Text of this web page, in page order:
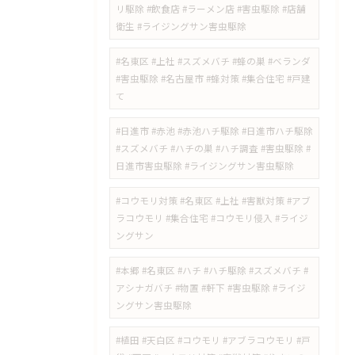
リ駆除 #飲食店 #ラーメン店 #害虫駆除 #店舗
衛生 #ライジングサン害虫駆除
#名東区 #上社 #スズメバチ #蜂の巣 #ベランダ
#害虫駆除 #名古屋市 #蜂対策 #集合住宅 #戸建
て
#日進市 #赤池 #赤池ハチ駆除 #日進市ハチ駆除
#スズメバチ #ハチの巣 #ハチ調査 #害虫駆除 #
日進市害虫駆除 #ライジングサン害虫駆除
#コウモリ対策 #名東区 #上社 #害獣対策 #アブ
ラコウモリ #集合住宅 #コウモリ侵入 #ライジ
ングサン
#本郷 #名東区 #ハチ #ハチ駆除 #スズメバチ #
アシナガバチ #物置 #軒下 #害虫駆除 #ライジ
ングサン害虫駆除
#植田 #天白区 #コウモリ #アブラコウモリ #戸